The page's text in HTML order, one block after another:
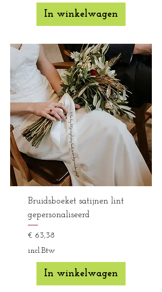
In winkelwagen
Bruidsboeket satijnen lint
gepersonaliseerd
Prijs
€ 63,38
incl.Btw
In winkelwagen